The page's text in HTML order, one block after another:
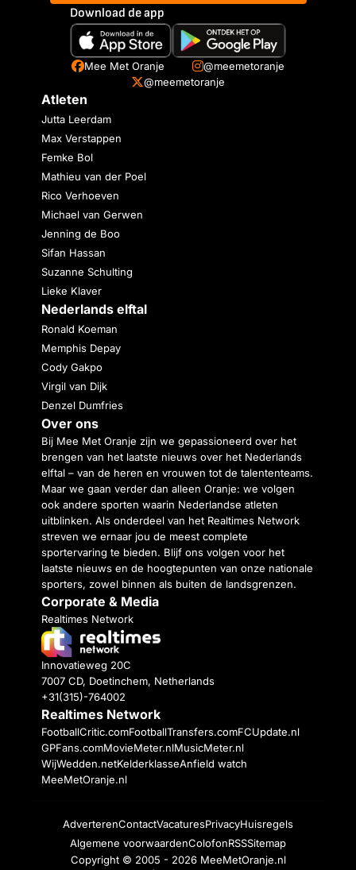
Download de app
Mee Met Oranje
@meemetoranje
@meemetoranje
Atleten
Jutta Leerdam
Max Verstappen
Femke Bol
Mathieu van der Poel
Rico Verhoeven
Michael van Gerwen
Jenning de Boo
Sifan Hassan
Suzanne Schulting
Lieke Klaver
Nederlands elftal
Ronald Koeman
Memphis Depay
Cody Gakpo
Virgil van Dijk
Denzel Dumfries
Over ons
Bij Mee Met Oranje zijn we gepassioneerd over het
brengen van het laatste nieuws over het Nederlands
elftal – van de heren en vrouwen tot de talententeams.
Maar we gaan verder dan alleen Oranje: we volgen
ook andere sporten waarin Nederlandse atleten
uitblinken. Als onderdeel van het Realtimes Network
streven we ernaar jou de meest complete
sportervaring te bieden. Blijf ons volgen voor het
laatste nieuws en de hoogtepunten van onze nationale
sporters, zowel binnen als buiten de landsgrenzen.
Corporate & Media
Realtimes Network
Innovatieweg 20C
7007 CD, Doetinchem, Netherlands
+31(315)-764002
Realtimes Network
FootballCritic.comFootballTransfers.comFCUpdate.nl
GPFans.comMovieMeter.nlMusicMeter.nl
WijWedden.netKelderklasseAnfield watch
MeeMetOranje.nl
AdverterenContactVacaturesPrivacyHuisregels
Algemene voorwaardenColofonRSSSitemap
Copyright © 2005 - 2026 MeeMetOranje.nl